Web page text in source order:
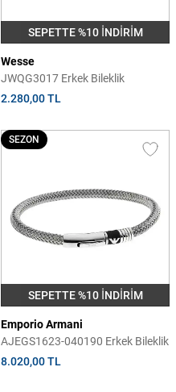
SEPETTE %10 İNDİRİM
Wesse
JWQG3017 Erkek Bileklik
2.280,00 TL
SEPETTE %10 İNDİRİM
SEZON
Emporio Armani
AJEGS1623-040190 Erkek Bileklik
8.020,00 TL